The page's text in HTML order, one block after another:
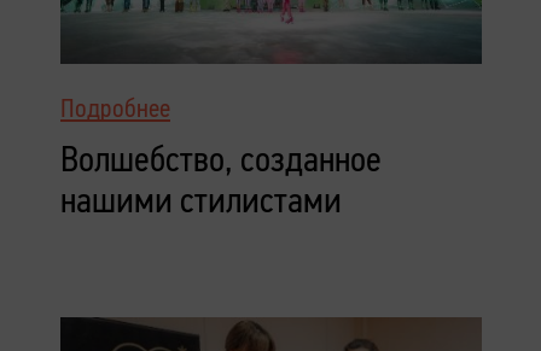
Подробнее
Волшебство, созданное
нашими стилистами